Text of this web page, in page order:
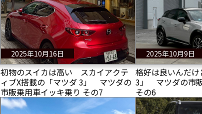
2025年10月16日
初物のスイカは高い スカイアクテ
ィブX搭載の「マツダ 3」 マツダの
市販乗用車イッキ乗り その7
2025年10月9日
格好は良いんだけ
3」 マツダの市
その6